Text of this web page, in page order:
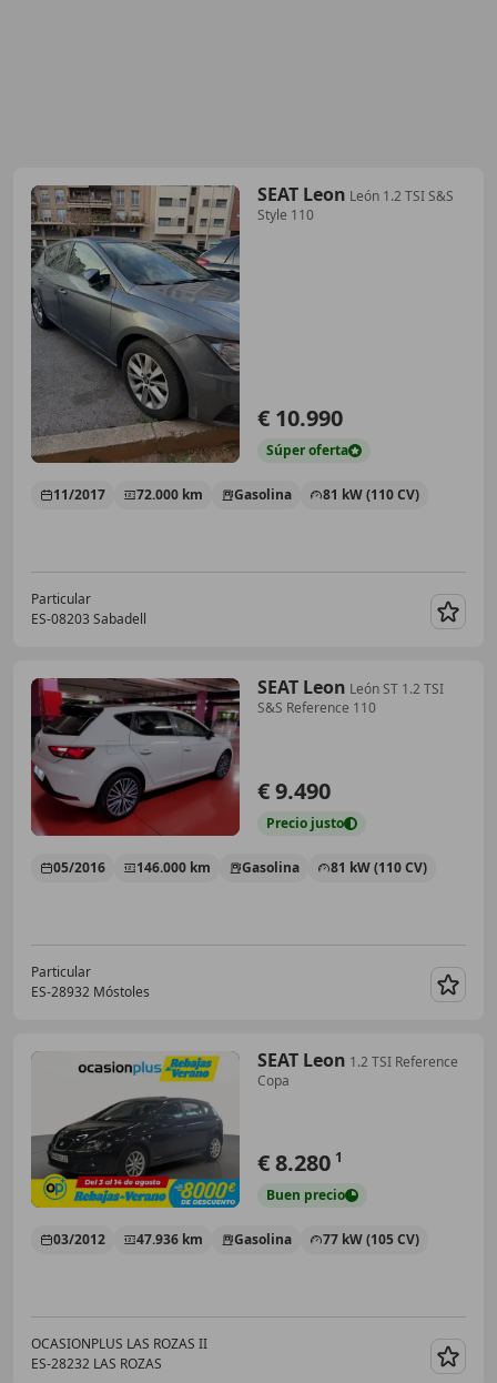
SEAT Leon León 1.2 TSI S&S
Style 110
€ 10.990
Súperoferta
11/2017 72.000 km Gasolina 81 kW (110 CV)
Particular
ES-08203 Sabadell
SEAT Leon León ST 1.2 TSI
S&S Reference 110
€ 9.490
Precio justo
05/2016 146.000 km Gasolina 81 kW (110 CV)
Particular
ES-28932 Móstoles
SEAT Leon 1.2 TSI Reference
Copa
€ 8.280 1
Buen precio
03/2012 47.936 km Gasolina 77 kW (105 CV)
OCASIONPLUS LAS ROZAS II
ES-28232 LAS ROZAS